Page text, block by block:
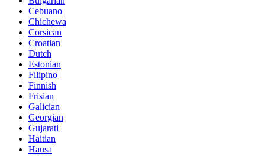
Cebuano
Chichewa
Corsican
Croatian
Dutch
Estonian
Filipino
Finnish
Frisian
Galician
Georgian
Gujarati
Haitian
Hausa